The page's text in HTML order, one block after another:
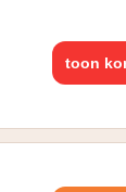
toon